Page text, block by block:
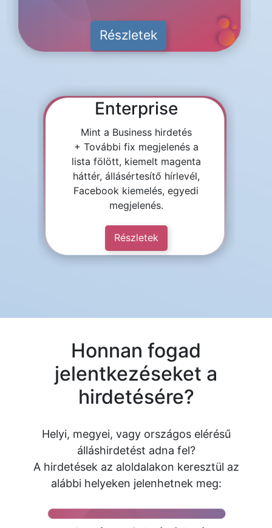
Részletek
Enterprise
Mint a Business hirdetés
+ További fix megjelenés a
lista fölött, kiemelt magenta
háttér, állásértesítő hírlevél,
Facebook kiemelés, egyedi
megjelenés.
Részletek
Honnan fogad
jelentkezéseket a
hirdetésére?
Helyi, megyei, vagy országos elérésű
álláshirdetést adna fel?
A hirdetések az aloldalakon keresztül az
alábbi helyeken jelenhetnek meg: